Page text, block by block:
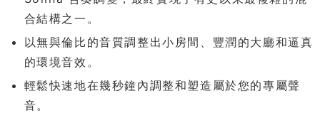
合結構之一。
以無與倫比的音質調整出小房間、豐潤的大廳和逼真
的環境音效。
輕鬆快速地在幾秒鐘內調整和塑造屬於您的專屬聲
音。